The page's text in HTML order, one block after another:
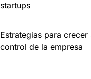
startups
Estrategias para crecer
control de la empresa